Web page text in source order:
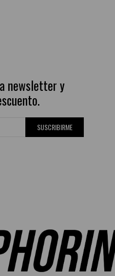
newsletter y
SUSCRIBIRME